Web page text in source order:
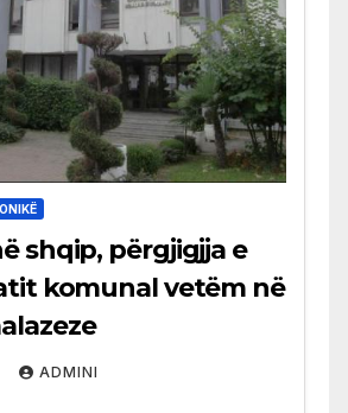
shqip, përgjigjja e
komunal vetëm në
ADMINI